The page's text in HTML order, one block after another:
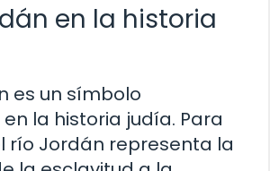
en la historia
es un símbolo
la historia judía. Para
río Jordán representa la